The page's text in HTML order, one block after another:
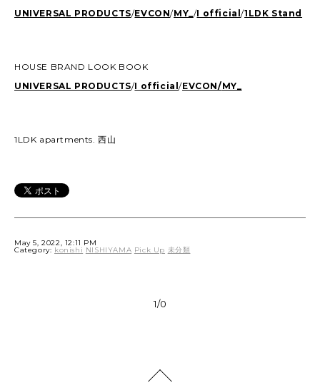
UNIVERSAL PRODUCTS/EVCON/MY_/I official/1LDK Stand
HOUSE BRAND LOOK BOOK
UNIVERSAL PRODUCTS/I official/EVCON/MY_
1LDK apartments. 西山
May 5, 2022, 12:11 PM
Category: konishi NISHIYAMA Pick Up 未分類
1/0